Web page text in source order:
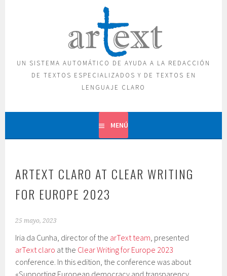
UN SISTEMA AUTOMÁTICO DE AYUDA A LA REDACCIÓN
DE TEXTOS ESPECIALIZADOS Y DE TEXTOS EN
LENGUAJE CLARO
MENÚ
ARTEXT CLARO AT CLEAR WRITING
FOR EUROPE 2023
25 mayo, 2023
Iria da Cunha, director of the arText team, presented
arText claro at the Clear Writing for Europe 2023
conference. In this edition, the conference was about
«Supporting European democracy and transparency